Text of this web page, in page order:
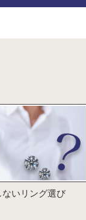
ないリング選び